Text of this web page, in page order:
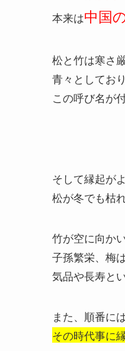
本来は中国
松と竹は寒さ
青々としてお
この呼び名が
そして縁起が
松が冬でも枯
竹が空に向か
子孫繁栄、梅
気品や長寿と
また、順番に
その時代事に